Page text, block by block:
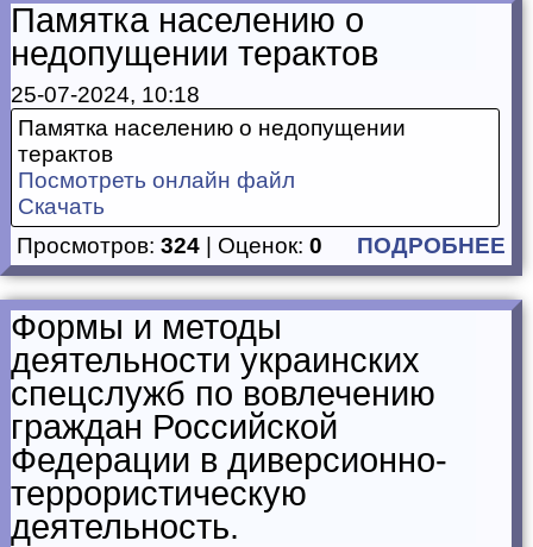
Памятка населению о
недопущении терактов
25-07-2024, 10:18
Памятка населению о недопущении
терактов
Посмотреть онлайн файл
Скачать
Просмотров: 324 | Оценок: 0 ПОДРОБНЕЕ
Формы и методы
деятельности украинских
спецслужб по вовлечению
граждан Российской
Федерации в диверсионно-
террористическую
деятельность.